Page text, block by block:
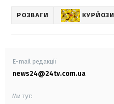
РОЗВАГИ КУРЙОЗИ
E-mail редакції
news24@24tv.com.ua
Ми тут: